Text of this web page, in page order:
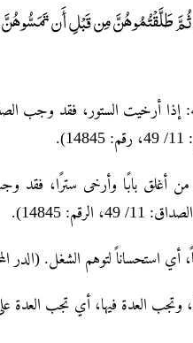
ثُمَّ طَلَّقْتُمُوهُنَّ مِن قَبْلِ أَن
إذا أرخیت الستور، فقد وجب
من أغلق بابًا وأرخی سترًا، فقد
14845).
لتوهم الشغل. (الدر المختار 4/261